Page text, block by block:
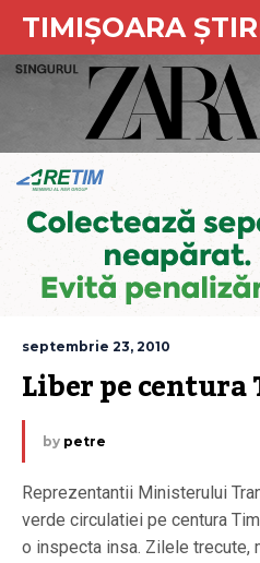
TIMIȘOARA
septembrie 23, 2010
Liber pe
by petre
Reprezentantii Ministerului
verde circulatiei pe centura
o inspecta insa. Zilele trecute,